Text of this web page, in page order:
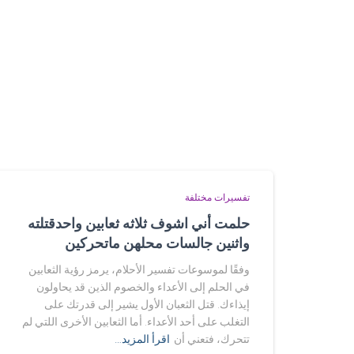
تفسيرات مختلفة
حلمت أني اشوف ثلاثه ثعابين واحدقتلته
واثنين جالسات محلهن ماتحركين
وفقًا لموسوعات تفسير الأحلام، يرمز رؤية الثعابين
في الحلم إلى الأعداء والخصوم الذين قد يحاولون
إيذاءك. قتل الثعبان الأول يشير إلى قدرتك على
التغلب على أحد الأعداء. أما الثعابين الأخرى اللتي لم
تتحرك، فتعني أن اقرأ المزيد…